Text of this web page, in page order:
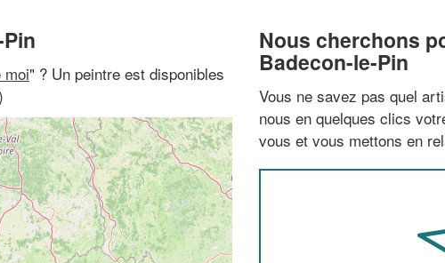
moi" ? Un peintre est disponibles
Nous cherchons
Badecon-le-Pin
Vous ne savez pas quel
nous en quelques clics
vous et vous mettons en